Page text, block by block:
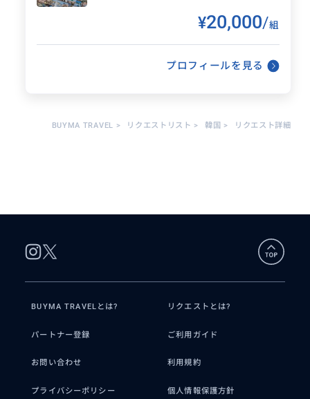
きました。 予定に無かったライトア...
グルメ、おしゃれカフェ、体験旅行
ウル観光でした！
20代 2026/8/1
直前の急な予約だったにもかかわらず、
をはじめ、北村・仁寺洞・益善洞の散...
¥20,000/組
プロフィールを見る
BUYMA TRAVEL > リクエストリスト > 韓国 > リクエスト詳細
BUYMA TRAVELとは? リクエストとは?
パートナー登録 ご利用ガイド
お問い合わせ 利用規約
プライバシーポリシー 個人情報保護方針